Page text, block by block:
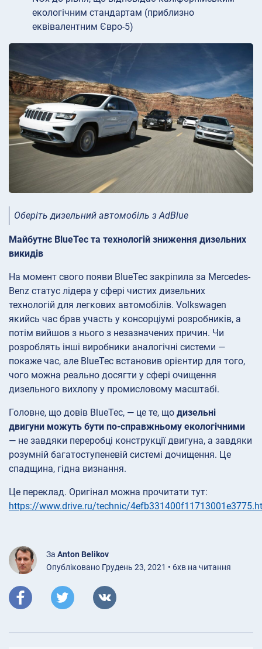
екологічним стандартам (приблизно
еквівалентним Євро-5)
Оберіть дизельний автомобіль з AdBlue
Майбутнє BlueTec та технологій зниження дизельних
викидів
На момент свого появи BlueTec закріпила за Mercedes-
Benz статус лідера у сфері чистих дизельних
технологій для легкових автомобілів. Volkswagen
якийсь час брав участь у консорціумі розробників, а
потім вийшов з нього з незазначених причин. Чи
розроблять інші виробники аналогічні системи —
покаже час, але BlueTec встановив орієнтир для того,
чого можна реально досягти у сфері очищення
дизельного вихлопу у промисловому масштабі.
Головне, що довів BlueTec, — це те, що дизельні
двигуни можуть бути по-справжньому екологічними
— не завдяки переробці конструкції двигуна, а завдяки
розумній багатоступеневій системі дочищення. Це
спадщина, гідна визнання.
Це переклад. Оригінал можна прочитати тут:
https://www.drive.ru/technic/
За Anton Belikov
Опубліковано Грудень 23, 2021 • 6хв на читання